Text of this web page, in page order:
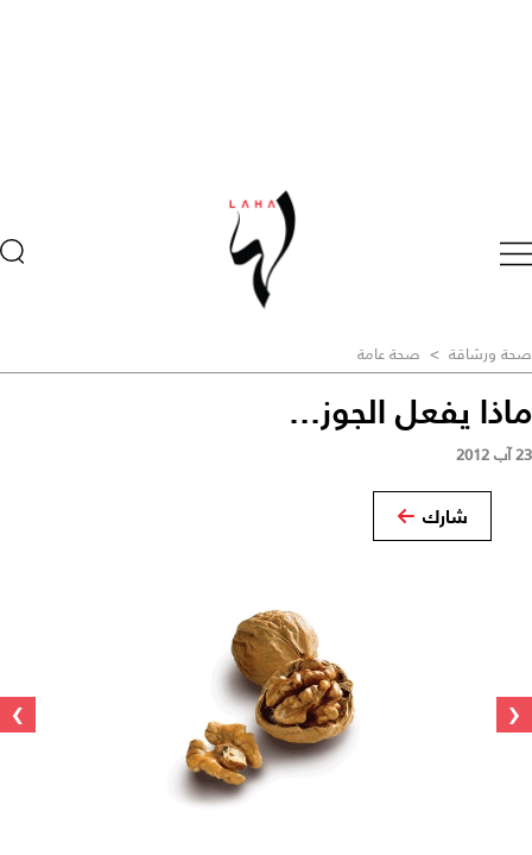
صحة ورشاقة > صحة عامة
ماذا يفعل الجوز...
23 آب 2012
شارك
‹
›